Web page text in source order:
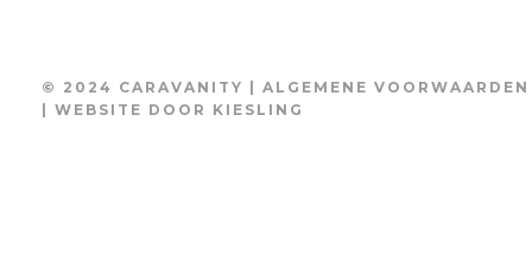
© 2024 CARAVANITY | ALGEMENE VOORWAARDEN
| WEBSITE DOOR KIESLING